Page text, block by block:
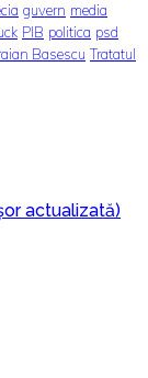
guvern media
PIB politica psd
Basescu Tratatul
actualizată)